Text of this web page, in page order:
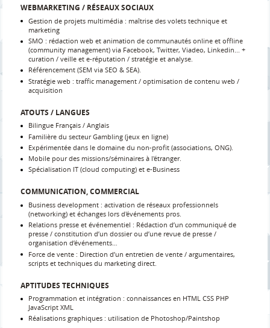
WEBMARKETING / RÉSEAUX SOCIAUX
Gestion de projets multimédia : maîtrise des volets technique et
marketing
SMO : rédaction web et animation de communautés online et offline
(community management) via Facebook, Twitter, Viadeo, Linkedin... +
curation / veille et e-réputation / stratégie et analyse.
Référencement (SEM via SEO & SEA).
Stratégie web : traffic management / optimisation de contenu web /
acquisition
ATOUTS / LANGUES
Bilingue Français / Anglais
Familière du secteur Gambling (jeux en ligne)
Expérimentée dans le domaine du non-profit (associations, ONG).
Mobile pour des missions/séminaires à l'étranger.
Spécialisation IT (cloud computing) et e-Business
COMMUNICATION, COMMERCIAL
Business development : activation de réseaux professionnels
(networking) et échanges lors d'événements pros.
Relations presse et événementiel : Rédaction d’un communiqué de
presse / constitution d’un dossier ou d’une revue de presse /
organisation d’événements…
Force de vente : Direction d’un entretien de vente / argumentaires,
scripts et techniques du marketing direct.
APTITUDES TECHNIQUES
Programmation et intégration : connaissances en HTML CSS PHP
JavaScript XML
Réalisations graphiques : utilisation de Photoshop/Paintshop